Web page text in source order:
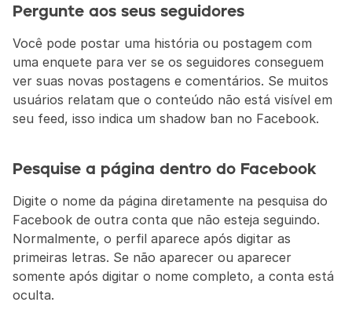
Pergunte aos seus seguidores
Você pode postar uma história ou postagem com
uma enquete para ver se os seguidores conseguem
ver suas novas postagens e comentários. Se muitos
usuários relatam que o conteúdo não está visível em
seu feed, isso indica um shadow ban no Facebook.
Pesquise a página dentro do Facebook
Digite o nome da página diretamente na pesquisa do
Facebook de outra conta que não esteja seguindo.
Normalmente, o perfil aparece após digitar as
primeiras letras. Se não aparecer ou aparecer
somente após digitar o nome completo, a conta está
oculta.